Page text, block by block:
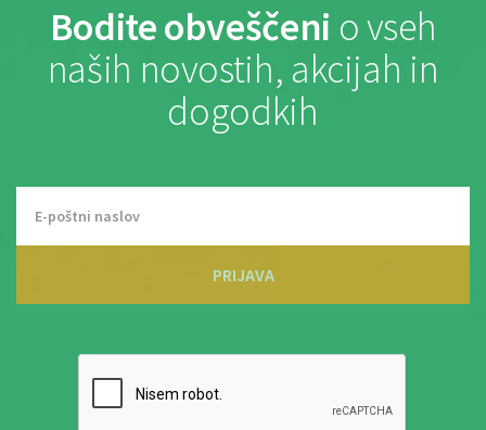
Bodite obveščeni o vseh
naših novostih, akcijah in
dogodkih
PRIJAVA